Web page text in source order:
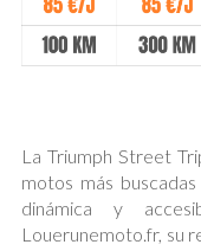
La Triumph Street
motos más
dinámica y
Louerunemoto.fr, su